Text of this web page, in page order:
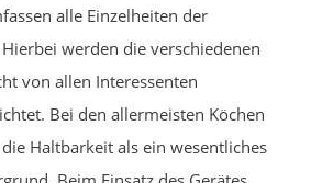
alle Einzelheiten der
werden die verschiedenen
von allen Interessenten
Bei den allermeisten Köchen
Haltbarkeit als ein wesentliches